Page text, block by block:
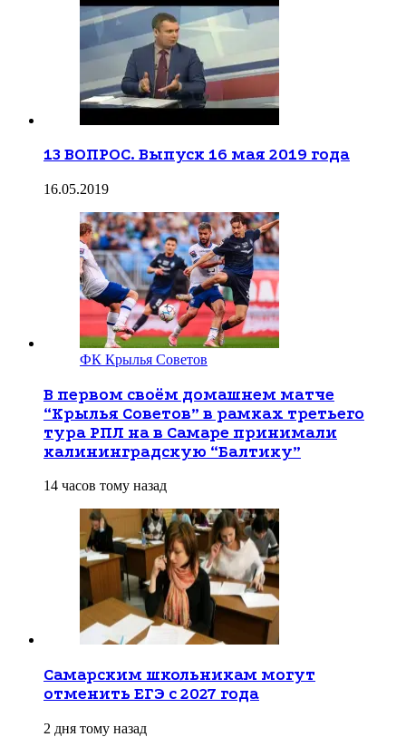
13 ВОПРОС. Выпуск 16 мая 2019 года
16.05.2019
ФК Крылья Советов
В первом своём домашнем матче
“Крылья Советов” в рамках третьего
тура РПЛ на в Самаре принимали
калининградскую “Балтику”
14 часов тому назад
Самарским школьникам могут
отменить ЕГЭ с 2027 года
2 дня тому назад